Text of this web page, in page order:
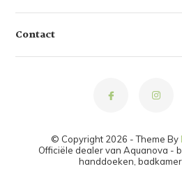
Contact
© Copyright 2026 - Theme By
Officiële dealer van Aquanova -
handdoeken,